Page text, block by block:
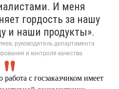
И меня
гордость за нашу
и наши продукты».
руководитель департамента
и контроля качества
с госзаказчиком имеет